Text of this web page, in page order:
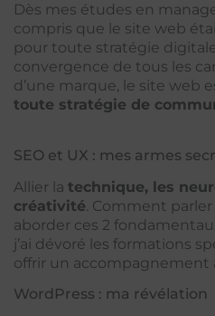
Dès mes études en
compris que le site web
pour toute stratégie
convergence de tous les
d’une marque, le site web
toute stratégie de
SEO et UX : mes armes
Allier la technique, les
créativité . Comment
aborder ces 2
j’ai dévoré les formations
offrir un accompagnement
WordPress : ma révélation